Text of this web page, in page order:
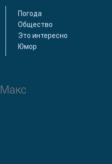
Погода
Общество
Это интересно
Юмор
Макс